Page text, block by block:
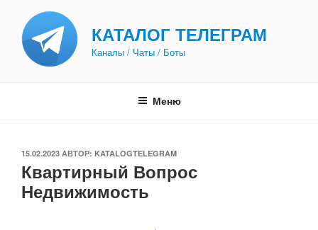
содержимому
КАТАЛОГ ТЕЛЕГРАМ
Каналы / Чаты / Боты
Меню
ОПУБЛИКОВАНО
15.02.2023 АВТОР: KATALOGTELEGRAM
Квартирный Вопрос
Недвижимость